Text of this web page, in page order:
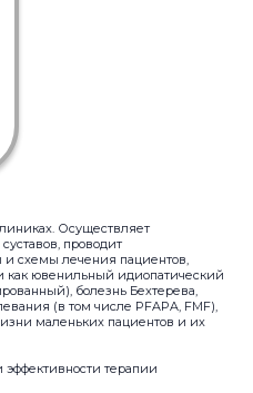
Осуществляет
проводит
схемы лечения пациентов,
как ювенильный идиопатический
болезнь Бехтерева,
(в том числе PFAPA, FMF),
маленьких пациентов и их
терапии